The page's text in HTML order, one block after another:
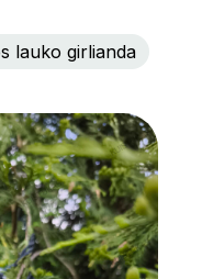
lauko girlianda